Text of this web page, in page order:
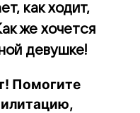
как ходит,
же хочется
девушке!
Помогите